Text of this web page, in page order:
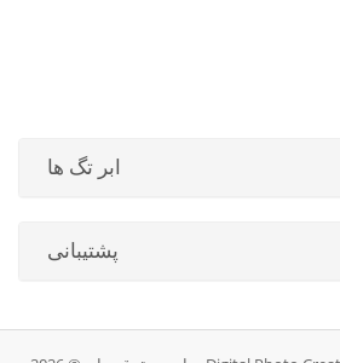
ابر تگ ها
پشتیبانی